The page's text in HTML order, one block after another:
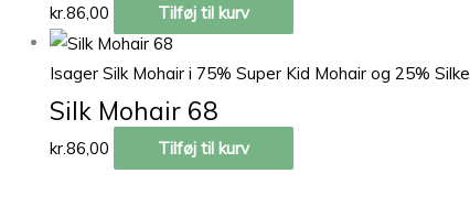
kr.86,00 Tilføj til kurv
Isager Silk Mohair i 75% Super Kid Mohair og 25% Silke
Silk Mohair 68
kr.86,00 Tilføj til kurv